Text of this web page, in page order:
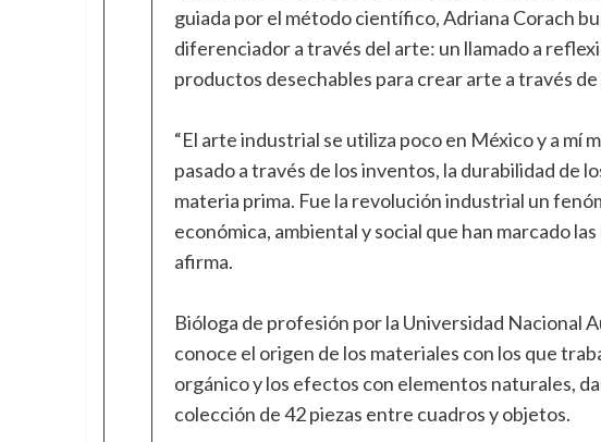
guiada por el método científico, Adriana Corach
diferenciador a través del arte: un llamado a
productos desechables para crear arte a través
“El arte industrial se utiliza poco en México y a mí
pasado a través de los inventos, la durabilidad de
materia prima. Fue la revolución industrial un
económica, ambiental y social que han marcado
afirma.
Bióloga de profesión por la Universidad Nacional
conoce el origen de los materiales con los que
orgánico y los efectos con elementos naturales,
colección de 42 piezas entre cuadros y objetos.